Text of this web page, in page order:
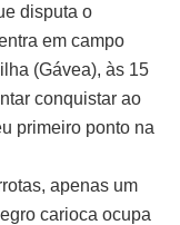
disputa o
em campo
(Gávea), às 15
conquistar ao
primeiro ponto na
apenas um
carioca ocupa